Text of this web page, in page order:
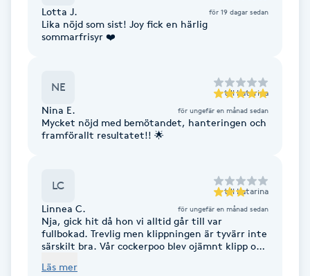
Damklippning
Extensions borttagning
Eyeliner-tatuering
Lotta J. för 19 dagar sedan
Lika nöjd som sist! Joy fick en härlig
sommarfrisyr ❤️
NE till Katarina
Nina E. för ungefär en månad sedan
Mycket nöjd med bemötandet, hanteringen och
framförallt resultatet!! 🌟
LC till Katarina
Linnea C. för ungefär en månad sedan
Nja, gick hit då hon vi alltid går till var
fullbokad. Trevlig men klippningen är tyvärr inte
särskilt bra. Vår cockerpoo blev ojämnt klipp och
ut som en råttsvans. Absolut inte värt priset
Läs mer